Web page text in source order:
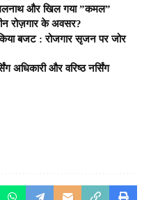
और खिल गया ”कमल”
रोज़गार के अवसर?
बजट : रोजगार सृजन पर जोर
अधिकारी और वरिष्ठ नर्सिंग